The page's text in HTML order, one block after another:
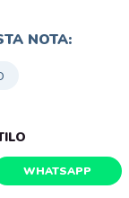
NOTA:
WHATSAPP